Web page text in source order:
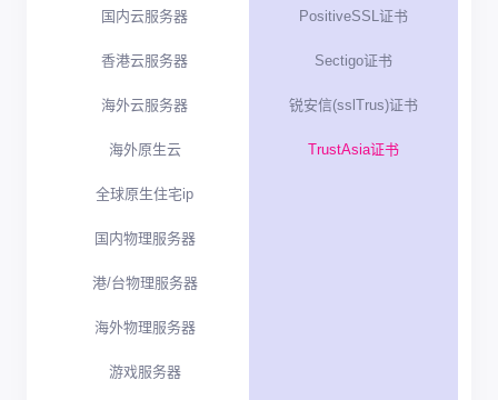
国内云服务器
香港云服务器
海外云服务器
海外原生云
全球原生住宅ip
国内物理服务器
港/台物理服务器
海外物理服务器
游戏服务器
PositiveSSL证书
Sectigo证书
锐安信(sslTrus)证书
TrustAsia证书